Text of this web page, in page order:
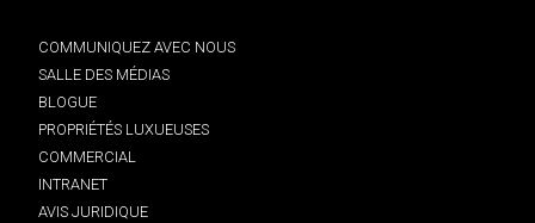
COMMUNIQUEZ AVEC NOUS
SALLE DES MÉDIAS
BLOGUE
PROPRIÉTÉS LUXUEUSES
COMMERCIAL
INTRANET
AVIS JURIDIQUE